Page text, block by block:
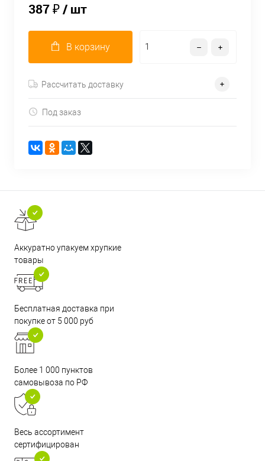
387 ₽/ шт
В корзину
Рассчитать доставку
Под заказ
Аккуратно упакуем хрупкие
товары
Бесплатная доставка при
покупке от 5 000 руб
Более 1 000 пунктов
самовывоза по РФ
Весь ассортимент
сертифицирован